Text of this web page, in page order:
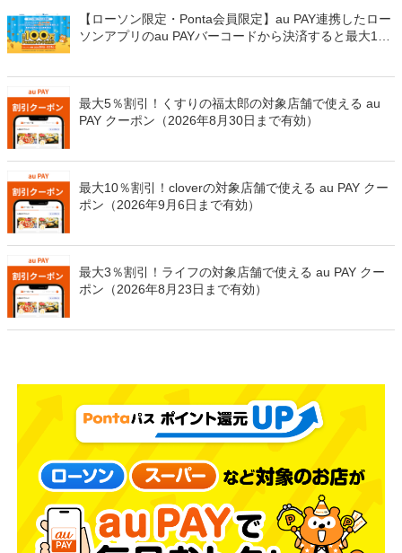
【ローソン限定・Ponta会員限定】au PAY連携したロー
ソンアプリのau PAYバーコードから決済すると最大100
最大5％割引！くすりの福太郎の対象店舗で使える au
PAY クーポン（2026年8月30日まで有効）
最大10％割引！cloverの対象店舗で使える au PAY クー
ポン（2026年9月6日まで有効）
最大3％割引！ライフの対象店舗で使える au PAY クー
ポン（2026年8月23日まで有効）